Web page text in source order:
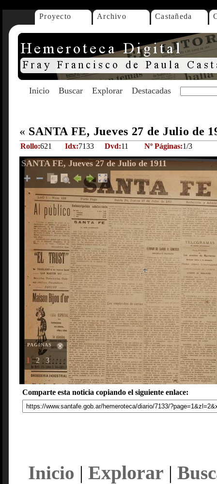
Proyecto Archivo Castañeda
Inicio Buscar Explorar Destacadas
« SANTA FE, Jueves 27 de Julio de
Rollo:621 Idx:7133 Dvd:11 Nº Páginas:1/3
SANTA FE, Jueves 27 de Julio de 1911
PAGINAS
1 2 3
Comparte esta noticia copiando el siguiente enlace:
Inicio | Explorar |